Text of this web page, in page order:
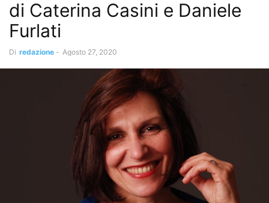
di Caterina Casini e Daniele
Furlati
Di redazione - Agosto 27, 2020